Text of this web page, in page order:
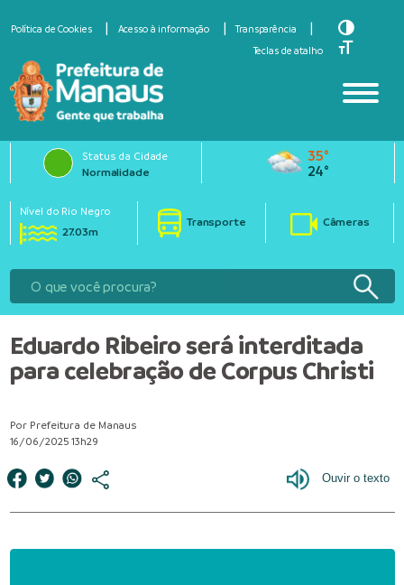
Política de Cookies Acesso à informação
Transparência
Teclas de atalho
Toggle
Toggle
Status da Cidade
Normalidade
35°
24°
Nível do Rio Negro
27.03m
Transporte Câmeras
Eduardo Ribeiro será interditada
para celebração de Corpus Christi
Por Prefeitura de Manaus
16/06/2025 13h29